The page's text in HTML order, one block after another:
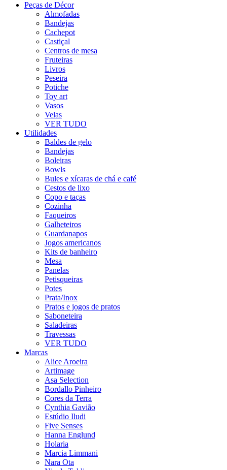
Peças de Décor
Almofadas
Bandejas
Cachepot
Castiçal
Centros de mesa
Fruteiras
Livros
Peseira
Potiche
Toy art
Vasos
Velas
VER TUDO
Utilidades
Baldes de gelo
Bandejas
Boleiras
Bowls
Bules e xícaras de chá e café
Cestos de lixo
Copo e taças
Cozinha
Faqueiros
Galheteiros
Guardanapos
Jogos americanos
Kits de banheiro
Mesa
Panelas
Petisqueiras
Potes
Prata/Inox
Pratos e jogos de pratos
Saboneteira
Saladeiras
Travessas
VER TUDO
Marcas
Alice Aroeira
Artimage
Asa Selection
Bordallo Pinheiro
Cores da Terra
Cynthia Gavião
Estúdio Iludi
Five Senses
Hanna Englund
Holaria
Marcia Limmani
Nara Ota